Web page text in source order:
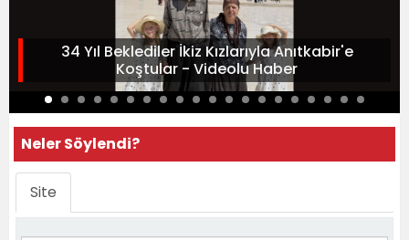
34 Yıl Beklediler İkiz Kızlarıyla Anıtkabir'e
Koştular - Videolu Haber
Neler Söylendi?
Site